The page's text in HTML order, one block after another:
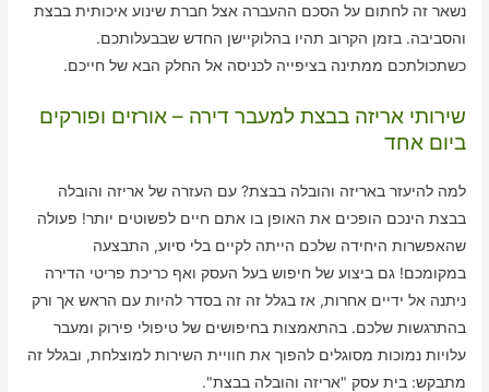
נשאר זה לחתום על הסכם ההעברה אצל חברת שינוע איכותית בבצת
והסביבה. בזמן הקרוב תהיו בהלוקיישן החדש שבבעלותכם.
כשתכולתכם ממתינה בציפייה לכניסה אל החלק הבא של חייכם.
שירותי אריזה בבצת למעבר דירה – אורזים ופורקים
ביום אחד
למה להיעזר באריזה והובלה בבצת? עם העזרה של אריזה והובלה
בבצת הינכם הופכים את האופן בו אתם חיים לפשוטים יותר! פעולה
שהאפשרות היחידה שלכם הייתה לקיים בלי סיוע, התבצעה
במקומכם! גם ביצוע של חיפוש בעל העסק ואף כריכת פריטי הדירה
ניתנה אל ידיים אחרות, אז בגלל זה זה בסדר להיות עם הראש אך ורק
בהתרגשות שלכם. בהתאמצות בחיפושים של טיפולי פירוק ומעבר
עלויות נמוכות מסוגלים להפוך את חוויית השירות למוצלחת, ובגלל זה
מתבקש: בית עסק "אריזה והובלה בבצת".